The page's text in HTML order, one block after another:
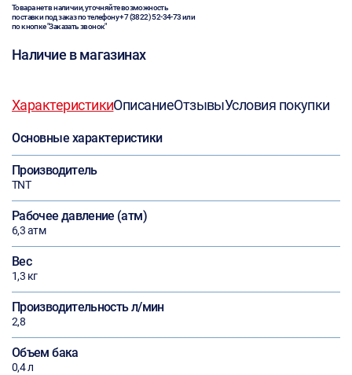
Товара нет в наличии, уточняйте возможность
поставки под заказ по телефону+7 (3822) 52-34-73или
по кнопке "Заказать звонок"
Наличие в магазинах
ХарактеристикиОписаниеОтзывыУсловия покупки
Основные характеристики
Производитель
TNT
Рабочее давление (атм)
6,3 атм
Вес
1,3 кг
Производительность л/мин
2,8
Объем бака
0,4 л